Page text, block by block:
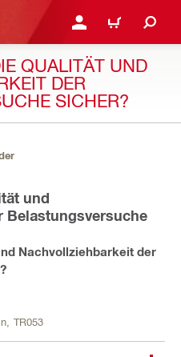
ANMELDEN ODER
WARENKORB
QUALITÄT UND
DER
SICHER?
und
Belastungsversuche
Nachvollziehbarkeit der
TR053